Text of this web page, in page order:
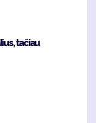
tačiau